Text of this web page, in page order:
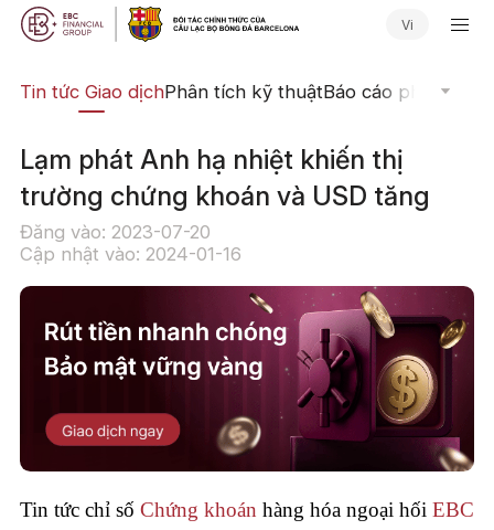
Vi
Tin tức Giao dịchPhân tích kỹ thuậtBáo cáo phân tích
Lạm phát Anh hạ nhiệt khiến thị
trường chứng khoán và USD tăng
Đăng vào: 2023-07-20
Cập nhật vào: 2024-01-16
Tin tức chỉ số Chứng khoán hàng hóa ngoại hối EBC